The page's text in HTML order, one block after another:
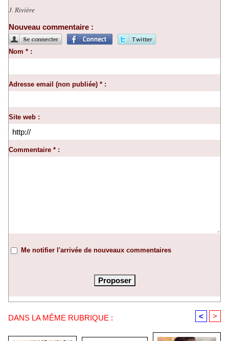
J. Rivière
Nouveau commentaire :
Nom * :
Adresse email (non publiée) * :
Site web :
Commentaire * :
Me notifier l'arrivée de nouveaux commentaires
DANS LA MÊME RUBRIQUE : < >